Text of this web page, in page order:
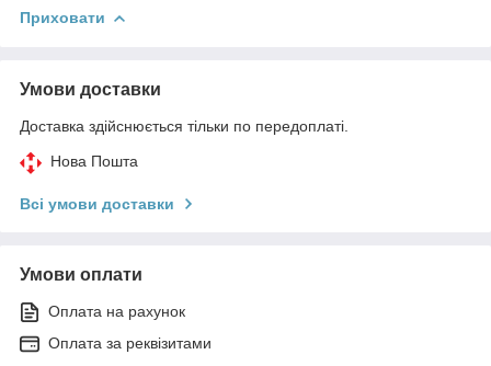
Приховати
Умови доставки
Доставка здійснюється тільки по передоплаті.
Нова Пошта
Всі умови доставки
Умови оплати
Оплата на рахунок
Оплата за реквізитами